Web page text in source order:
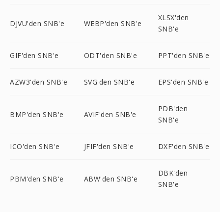
DJVU'den SNB'e WEBP'den SNB'e
XLSX'den
SNB'e
GIF'den SNB'e ODT'den SNB'e PPT'den SNB'e
AZW3'den SNB'e SVG'den SNB'e EPS'den SNB'e
BMP'den SNB'e AVIF'den SNB'e
PDB'den
SNB'e
ICO'den SNB'e JFIF'den SNB'e DXF'den SNB'e
PBM'den SNB'e ABW'den SNB'e
DBK'den
SNB'e